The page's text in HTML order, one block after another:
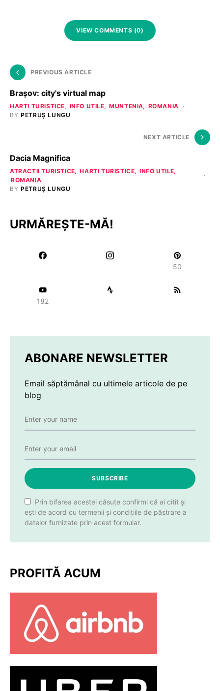
VIEW COMMENTS (0)
PREVIOUS ARTICLE
Braşov: city's virtual map
HARTI TURISTICE INFO UTILE MUNTENIA
ROMANIA
BY PETRUȘ LUNGU
NEXT ARTICLE
Dacia Magnifica
ATRACTII TURISTICE HARTI TURISTICE
INFO UTILE
ROMANIA
BY PETRUȘ LUNGU
URMĂREȘTE-MĂ!
50
182
ABONARE NEWSLETTER
Email săptămânal cu ultimele articole de pe
blog
SUBSCRIBE
Prin bifarea acestei căsuțe confirmi că ai citit și
ești de acord cu termenii și condițiile de păstrare a
datelor furnizate prin acest formular.
PROFITĂ ACUM